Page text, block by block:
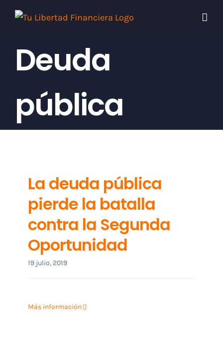
Deuda
pública
La deuda pública
pierde la batalla
contra la Segunda
Oportunidad
19 julio, 2019
Más información